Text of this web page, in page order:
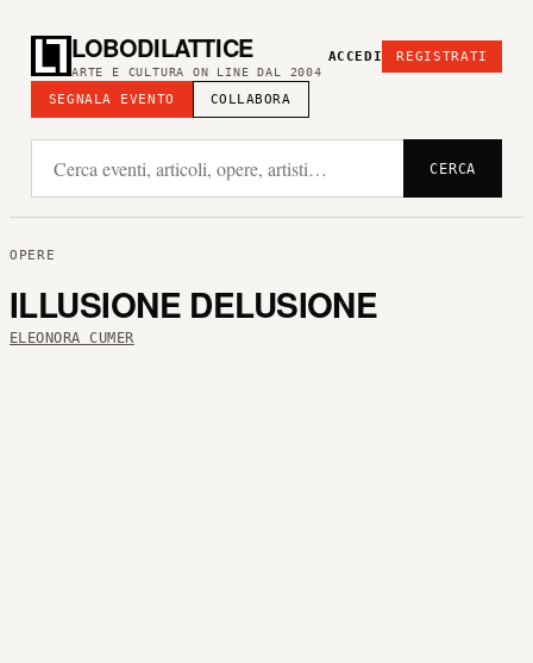
LOBODILATTICE
ARTE E CULTURA ON LINE DAL 2004
SEGNALA EVENTO COLLABORA
ACCEDI REGISTRATI
CERCA
OPERE
ILLUSIONE DELUSIONE
ELEONORA CUMER